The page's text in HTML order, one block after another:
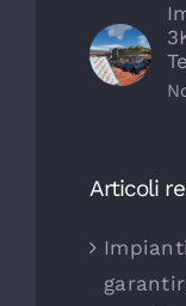
Articoli